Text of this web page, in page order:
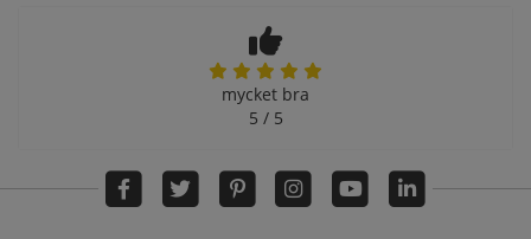
mycket bra
5 / 5